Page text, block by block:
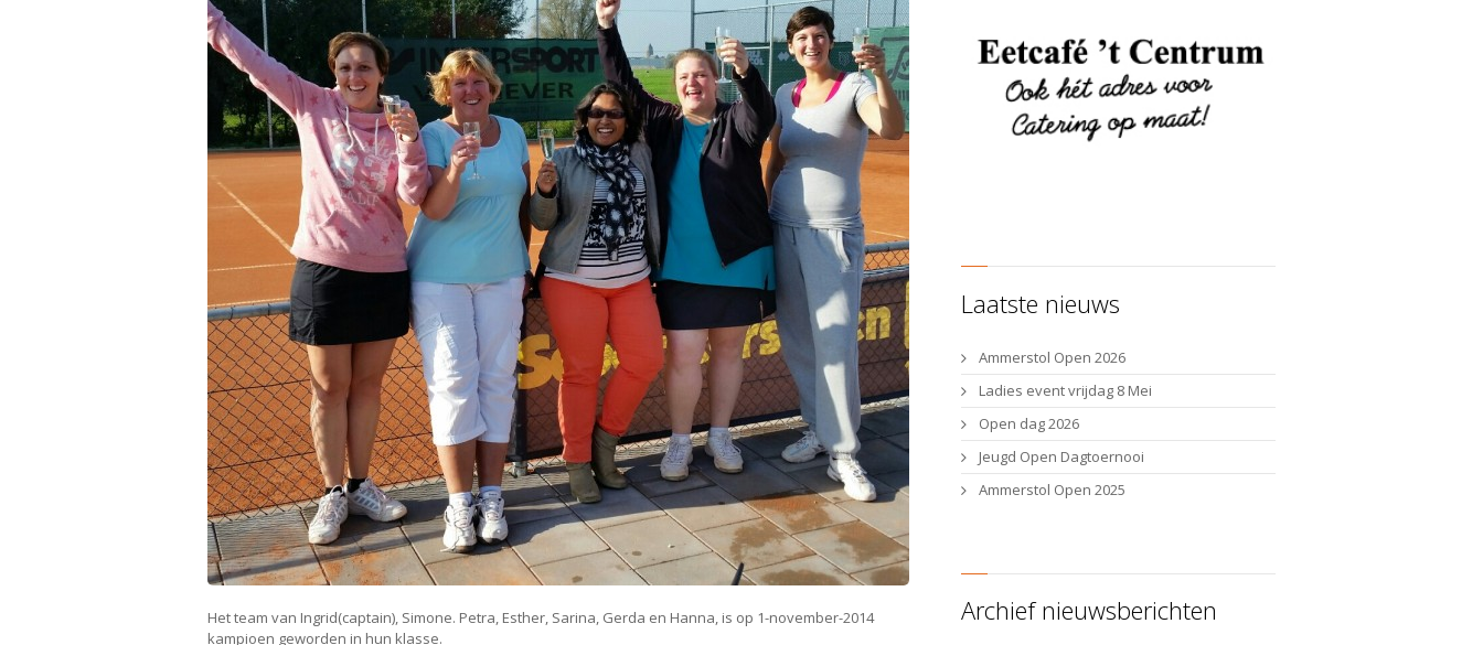
Het team van Ingrid(captain), Simone. Petra, Esther, Sarina, Gerda en Hanna, is op 1-november-2014
kampioen geworden in hun klasse.
Laatste nieuws
Ammerstol Open 2026
Ladies event vrijdag 8 Mei
Open dag 2026
Jeugd Open Dagtoernooi
Ammerstol Open 2025
Archief nieuwsberichten